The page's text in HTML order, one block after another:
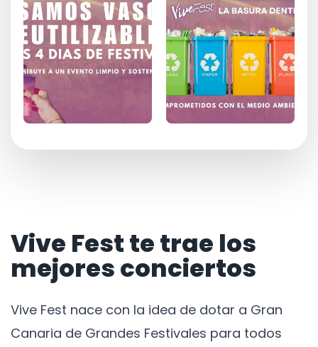
Vive Fest te trae los
mejores conciertos
Vive Fest nace con la idea de dotar a Gran
Canaria de Grandes Festivales para todos